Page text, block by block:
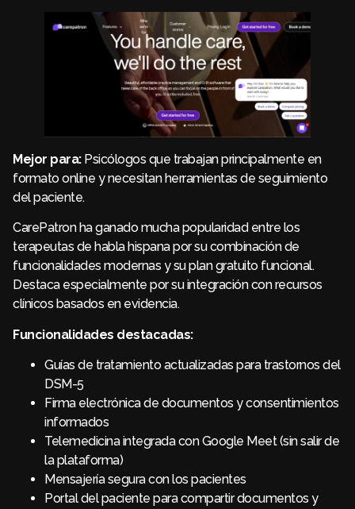
Mejor para:Psicólogos que trabajan principalmente en
formato online y necesitan herramientas de seguimiento
del paciente.
CarePatron ha ganado mucha popularidad entre los
terapeutas de habla hispana por su combinación de
funcionalidades modernas y su plan gratuito funcional.
Destaca especialmente por su integración con recursos
clínicos basados en evidencia.
Funcionalidades destacadas:
Guías de tratamiento actualizadas para trastornos del
DSM-5
Firma electrónica de documentos y consentimientos
informados
Telemedicina integrada con Google Meet (sin salir de
la plataforma)
Mensajería segura con los pacientes
Portal del paciente para compartir documentos y